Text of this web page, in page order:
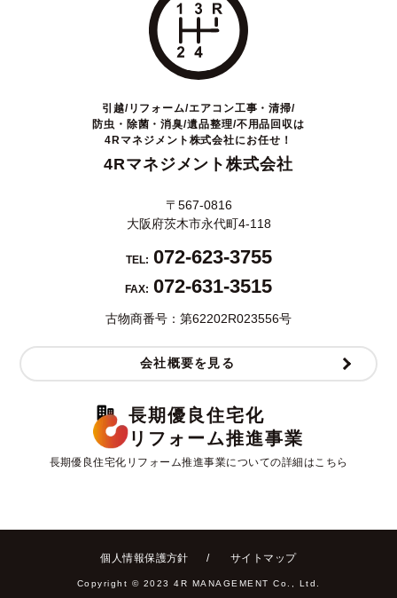
引越/リフォーム/エアコン工事・清掃/
防虫・除菌・消臭/遺品整理/不用品回収は
4Rマネジメント株式会社にお任せ！
4Rマネジメント株式会社
〒567-0816
大阪府茨木市永代町4-118
TEL: 072-623-3755
FAX: 072-631-3515
古物商番号：第62202R023556号
会社概要を見る
長期優良住宅化
リフォーム推進事業
長期優良住宅化リフォーム推進事業についての詳細はこちら
Copyright ©︎ 2023 4R MANAGEMENT Co., Ltd.
個人情報保護方針 サイトマップ